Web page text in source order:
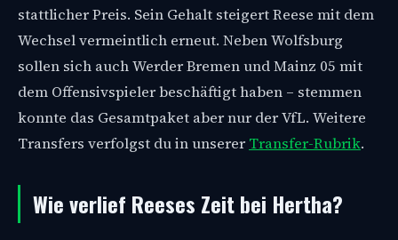
stattlicher Preis. Sein Gehalt steigert Reese mit dem
Wechsel vermeintlich erneut. Neben Wolfsburg
sollen sich auch Werder Bremen und Mainz 05 mit
dem Offensivspieler beschäftigt haben – stemmen
konnte das Gesamtpaket aber nur der VfL. Weitere
Transfers verfolgst du in unserer Transfer-Rubrik.
Wie verlief Reeses Zeit bei Hertha?